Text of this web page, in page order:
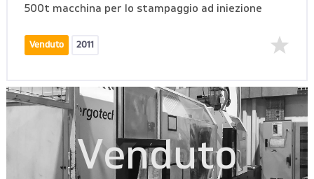
500t macchina per lo stampaggio ad iniezione
Venduto 2011
Venduto